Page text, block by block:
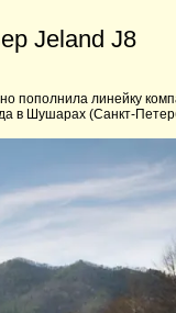
Jeland J8
пополнила линейку
в Шушарах (Санкт-